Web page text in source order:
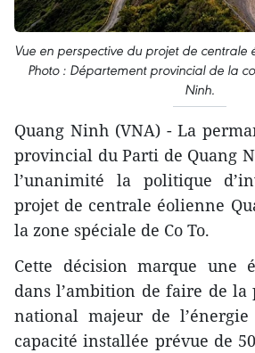
Vue en perspective du projet de centrale
Photo : Département provincial de la
Ninh.
Quang Ninh (VNA) - La
provincial du Parti de Quang
l’unanimité la politique
projet de centrale éolienne
la zone spéciale de Co To.
​Cette décision marque une
dans l’ambition de faire de
national majeur de l’énergie
capacité installée prévue de